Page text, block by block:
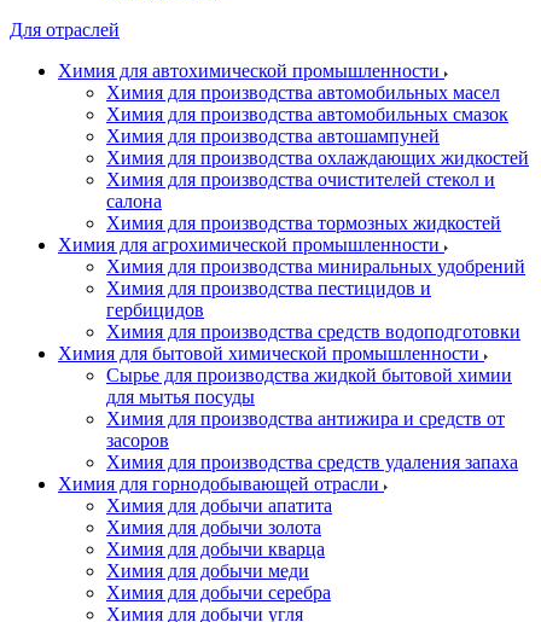
Для отраслей
Химия для автохимической промышленности
Химия для производства автомобильных масел
Химия для производства автомобильных смазок
Химия для производства автошампуней
Химия для производства охлаждающих жидкостей
Химия для производства очистителей стекол и
салона
Химия для производства тормозных жидкостей
Химия для агрохимической промышленности
Химия для производства миниральных удобрений
Химия для производства пестицидов и
гербицидов
Химия для производства средств водоподготовки
Химия для бытовой химической промышленности
Сырье для производства жидкой бытовой химии
для мытья посуды
Химия для производства антижира и средств от
засоров
Химия для производства средств удаления запаха
Химия для горнодобывающей отрасли
Химия для добычи апатита
Химия для добычи золота
Химия для добычи кварца
Химия для добычи меди
Химия для добычи серебра
Химия для добычи угля